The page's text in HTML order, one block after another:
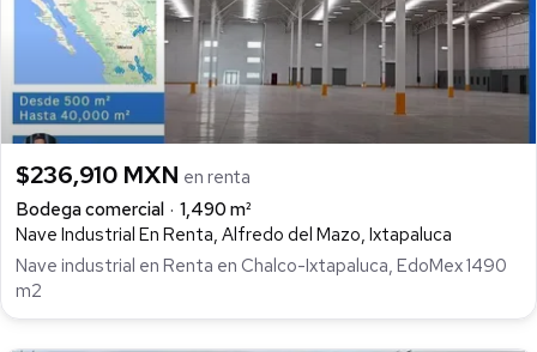
$236,910 MXN en renta
Bodega comercial
1,490 m²
Nave Industrial En Renta, Alfredo del Mazo, Ixtapaluca
Nave industrial en Renta en Chalco-Ixtapaluca, EdoMex 1490
m2